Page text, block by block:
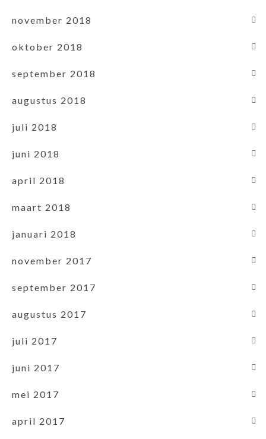
november 2018
oktober 2018
september 2018
augustus 2018
juli 2018
juni 2018
april 2018
maart 2018
januari 2018
november 2017
september 2017
augustus 2017
juli 2017
juni 2017
mei 2017
april 2017